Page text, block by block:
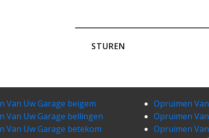
STUREN
Van Uw Garage beigem Opruimen
Van Uw Garage bellingen
Opruimen
Van Uw Garage betekom
Opruimen